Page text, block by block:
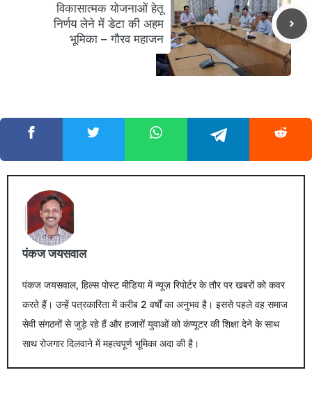
विकासात्मक योजनाओं हेतू
निर्णय लेने में डेटा की अहम
भूमिका – गौरव महाजन
पंकज जयसवाल
पंकज जयसवाल, हिल्स पोस्ट मीडिया में न्यूज़ रिपोर्टर के तौर पर खबरों को कवर
करते हैं। उन्हें पत्रकारिता में करीब 2 वर्षों का अनुभव है। इससे पहले वह समाज
सेवी संगठनों से जुड़े रहे हैं और हजारों युवाओं को कंप्यूटर की शिक्षा देने के साथ
साथ रोजगार दिलवाने में महत्वपूर्ण भूमिका अदा की है।